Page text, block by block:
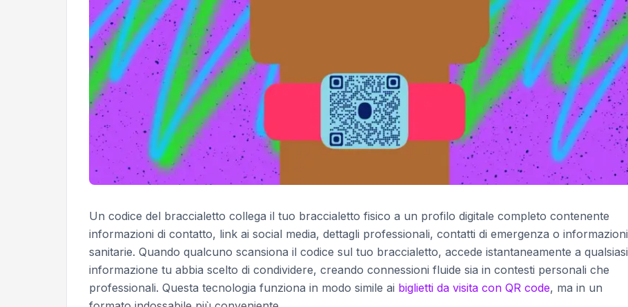
Un codice del braccialetto collega il tuo braccialetto fisico a un profilo digitale completo contenente
informazioni di contatto, link ai social media, dettagli professionali, contatti di emergenza o informazioni
sanitarie. Quando qualcuno scansiona il codice sul tuo braccialetto, accede istantaneamente a qualsiasi
informazione tu abbia scelto di condividere, creando connessioni fluide sia in contesti personali che
professionali. Questa tecnologia funziona in modo simile ai biglietti da visita con QR code, ma in un